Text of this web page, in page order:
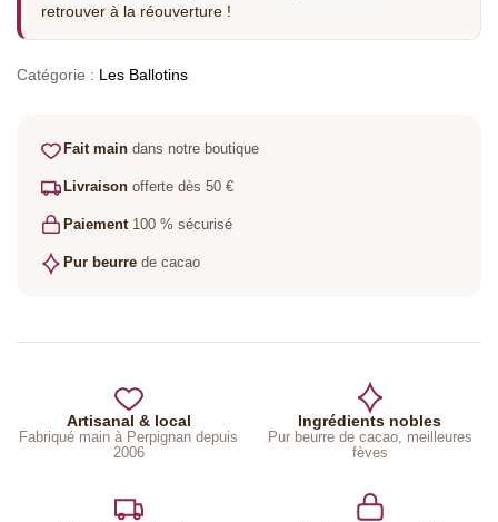
retrouver à la réouverture !
Catégorie : Les Ballotins
Fait main dans notre boutique
Livraison offerte dès 50 €
Paiement 100 % sécurisé
Pur beurre de cacao
Artisanal & local
Fabriqué main à Perpignan depuis
2006
Ingrédients nobles
Pur beurre de cacao, meilleures
fèves